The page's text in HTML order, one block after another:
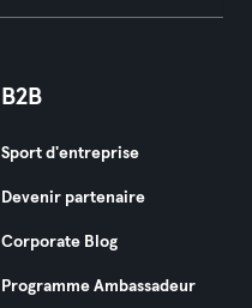
B2B
Sport d'entreprise
Devenir partenaire
Corporate Blog
Programme Ambassadeur